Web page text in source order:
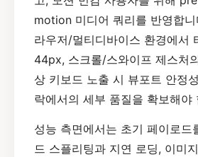
motion 미디어 쿼리를 반영합
라우저/멀티디바이스 환경에서
44px, 스크롤/스와이프 제스처
상 키보드 노출 시 뷰포트 안정
락에서의 세부 품질을 확보해야
성능 측면에서는 초기 페이로드
드 스플리팅과 지연 로딩, 이미